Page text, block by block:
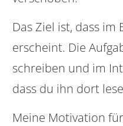
Das Ziel ist, dass im
erscheint. Die
schreiben und im
dass du ihn dort
Meine Motivation